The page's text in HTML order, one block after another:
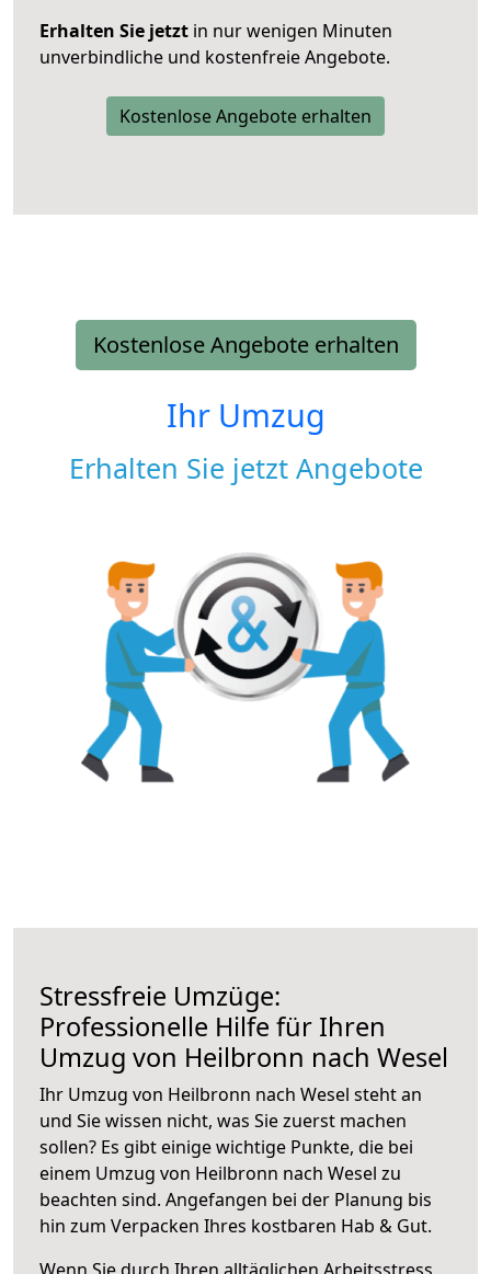
Erhalten Sie jetzt in nur wenigen Minuten
unverbindliche und kostenfreie Angebote.
Kostenlose Angebote erhalten
Kostenlose Angebote erhalten
Ihr Umzug
Erhalten Sie jetzt Angebote
Stressfreie Umzüge:
Professionelle Hilfe für Ihren
Umzug von Heilbronn nach Wesel
Ihr Umzug von Heilbronn nach Wesel steht an
und Sie wissen nicht, was Sie zuerst machen
sollen? Es gibt einige wichtige Punkte, die bei
einem Umzug von Heilbronn nach Wesel zu
beachten sind. Angefangen bei der Planung bis
hin zum Verpacken Ihres kostbaren Hab & Gut.